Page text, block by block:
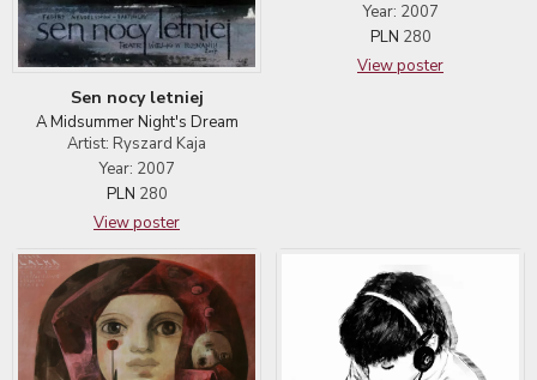
Sen nocy letniej
A Midsummer Night's Dream
Artist: Ryszard Kaja
Year: 2007
PLN 280
View poster
Year: 2007
PLN 280
View poster